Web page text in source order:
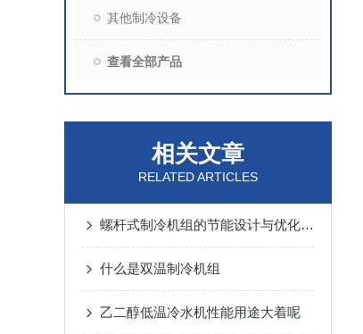
其他制冷设备
查看全部产品
相关文章
RELATED ARTICLES
螺杆式制冷机组的节能设计与优化策略
什么是双温制冷机组
乙二醇低温冷水机性能用途大着呢